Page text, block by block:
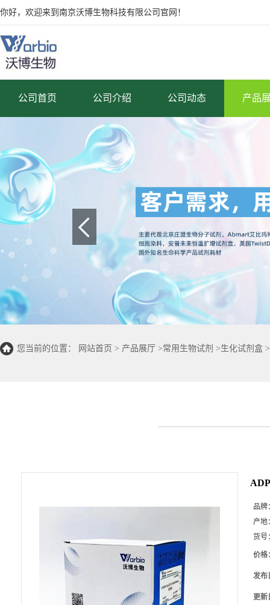
你好，欢迎来到南京沃博生物科技有限公司官网！
公司首页 公司介绍 公司动态 产品
您当前的位置： 网站首页 > 产品展厅 >常用生物试剂 >生化试剂盒 >
品牌
产地
货号
价格
发布
更新